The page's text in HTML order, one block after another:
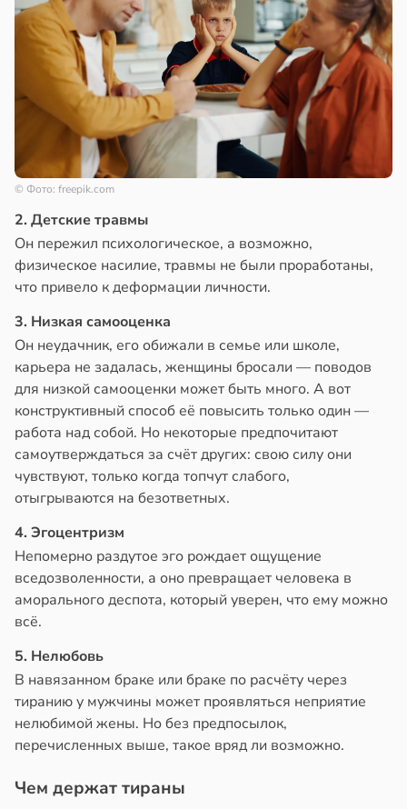
© Фото: freepik.com
2. Детские травмы
Он пережил психологическое, а возможно,
физическое насилие, травмы не были проработаны,
что привело к деформации личности.
3. Низкая самооценка
Он неудачник, его обижали в семье или школе,
карьера не задалась, женщины бросали — поводов
для низкой самооценки может быть много. А вот
конструктивный способ её повысить только один —
работа над собой. Но некоторые предпочитают
самоутверждаться за счёт других: свою силу они
чувствуют, только когда топчут слабого,
отыгрываются на безответных.
4. Эгоцентризм
Непомерно раздутое эго рождает ощущение
вседозволенности, а оно превращает человека в
аморального деспота, который уверен, что ему можно
всё.
5. Нелюбовь
В навязанном браке или браке по расчёту через
тиранию у мужчины может проявляться неприятие
нелюбимой жены. Но без предпосылок,
перечисленных выше, такое вряд ли возможно.
Чем держат тираны